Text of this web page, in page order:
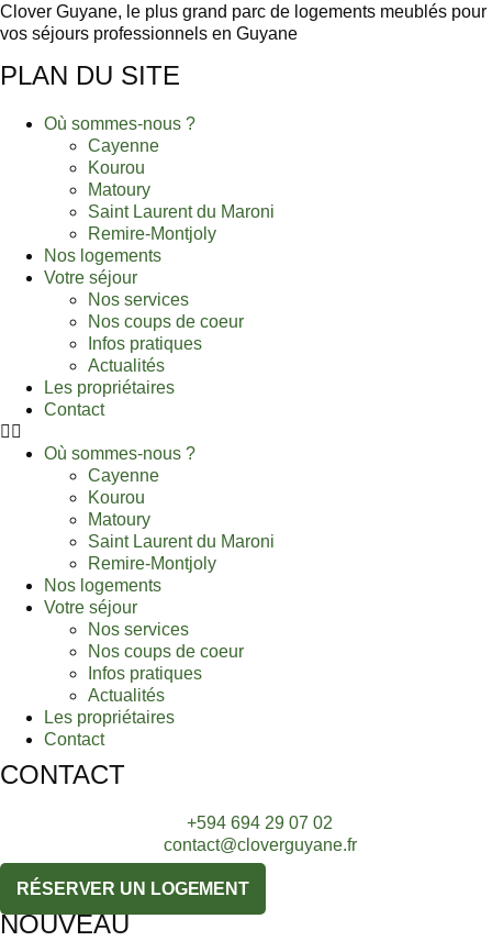
Clover Guyane, le plus grand parc de logements meublés pour
vos séjours professionnels en Guyane
PLAN DU SITE
Où sommes-nous ?
Cayenne
Kourou
Matoury
Saint Laurent du Maroni
Remire-Montjoly
Nos logements
Votre séjour
Nos services
Nos coups de coeur
Infos pratiques
Actualités
Les propriétaires
Contact
Où sommes-nous ?
Cayenne
Kourou
Matoury
Saint Laurent du Maroni
Remire-Montjoly
Nos logements
Votre séjour
Nos services
Nos coups de coeur
Infos pratiques
Actualités
Les propriétaires
Contact
CONTACT
+594 694 29 07 02
contact@cloverguyane.fr
RÉSERVER UN LOGEMENT
NOUVEAU